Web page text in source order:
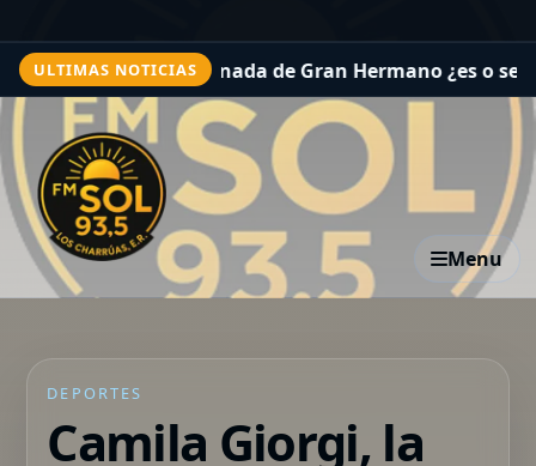
ULTIMAS NOTICIAS
eliminada de Gran Hermano ¿es o se hace?
Menu
DEPORTES
Camila Giorgi, la